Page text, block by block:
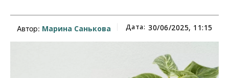
Автор: Марина Санькова Дата: 30/06/2025, 11:15